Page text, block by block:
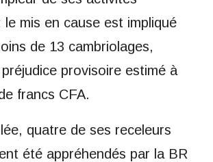
le mis en cause est impliqué
de 13 cambriolages,
provisoire estimé à
francs CFA.
quatre de ses receleurs
été appréhendés par la BR